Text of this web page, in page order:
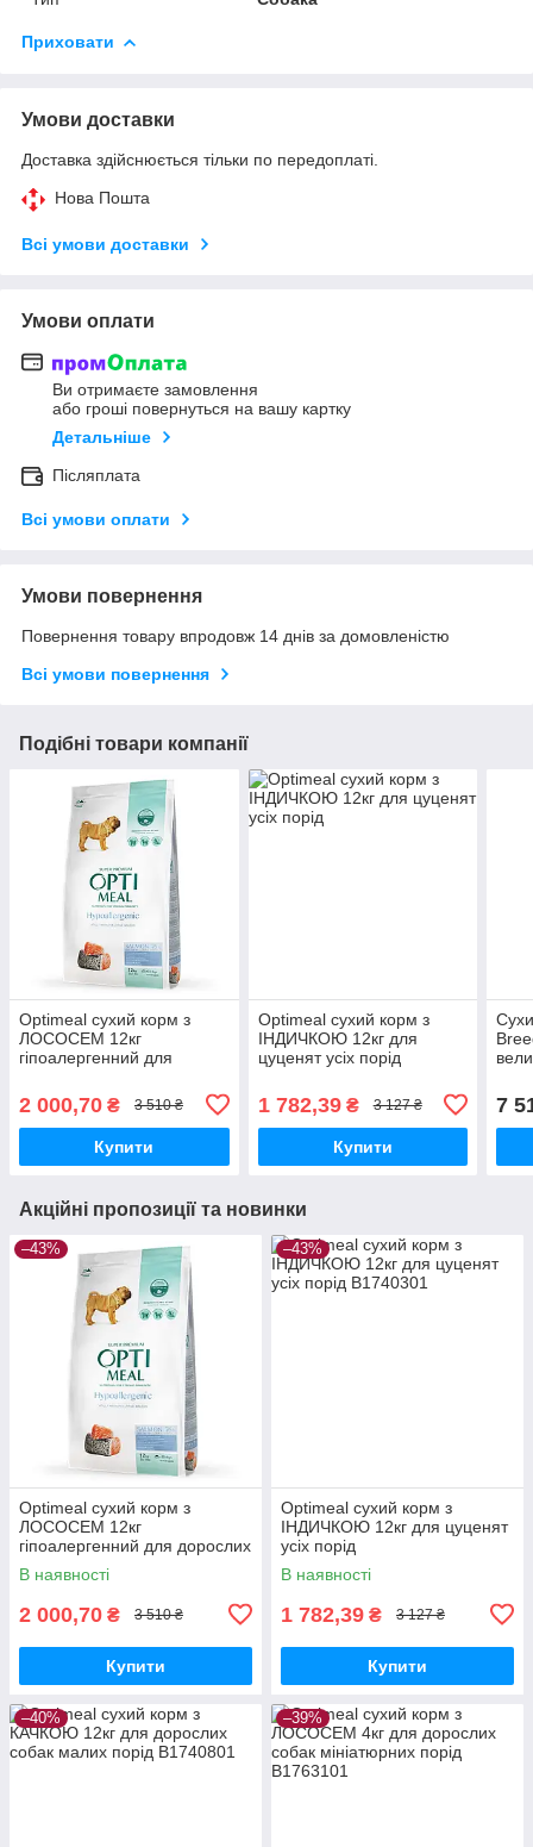
Приховати
Умови доставки
Доставка здійснюється тільки по передоплаті.
Нова Пошта
Всі умови доставки
Умови оплати
Ви отримаєте замовлення
або гроші повернуться на вашу картку
Детальніше
Післяплата
Всі умови оплати
Умови повернення
Повернення товару впродовж 14 днів за домовленістю
Всі умови повернення
Подібні товари компанії
Optimeal сухий корм з
ЛОСОСЕМ 12кг
гіпоалергенний для
та великих порід
2 000,70 ₴ 3 510 ₴
Купити
Optimeal сухий корм з
ІНДИЧКОЮ 12кг для
цуценят усіх порід
1 782,39₴ 3 127 ₴
Купити
7
Акційні пропозиції та новинки
–43%
Optimeal сухий корм з
ЛОСОСЕМ 12кг
гіпоалергенний для дорослих
собак середніх та великих
порід
В наявності
2 000,70 ₴ 3 510 ₴
Купити
–43%
Optimeal сухий корм з
ІНДИЧКОЮ 12кг для цуценят
усіх порід
В наявності
1 782,39 ₴ 3 127 ₴
Купити
–40% –39%